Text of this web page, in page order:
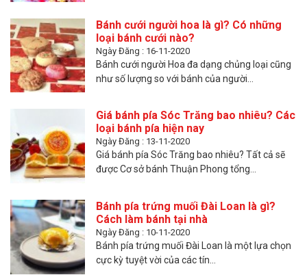
Bánh cưới người hoa là gì? Có những
loại bánh cưới nào?
Ngày Đăng : 16-11-2020
Bánh cưới người Hoa đa dạng chủng loại cũng
như số lượng so với bánh của người...
Giá bánh pía Sóc Trăng bao nhiêu? Các
loại bánh pía hiện nay
Ngày Đăng : 13-11-2020
Giá bánh pía Sóc Trăng bao nhiêu? Tất cả sẽ
được Cơ sở bánh Thuận Phong tổng...
Bánh pía trứng muối Đài Loan là gì?
Cách làm bánh tại nhà
Ngày Đăng : 10-11-2020
Bánh pía trứng muối Đài Loan là một lựa chọn
cực kỳ tuyệt vời của các tín...